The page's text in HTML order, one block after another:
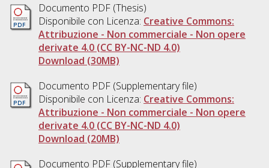
Documento PDF (Thesis)
Disponibile con Licenza: Creative Commons:
Attribuzione - Non commerciale - Non opere
derivate 4.0 (CC BY-NC-ND 4.0)
Download (30MB)
Documento PDF (Supplementary file)
Disponibile con Licenza: Creative Commons:
Attribuzione - Non commerciale - Non opere
derivate 4.0 (CC BY-NC-ND 4.0)
Download (20MB)
Documento PDF (Supplementary file)